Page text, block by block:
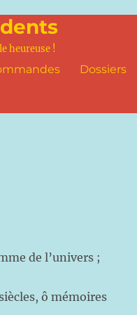
heureuse !
Dossiers
de l’univers ;
ô mémoires